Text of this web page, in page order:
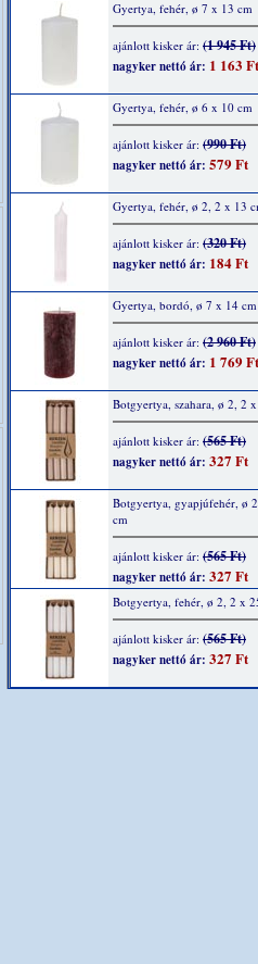
Gyertya, fehér, ø 7 x 13 cm
ajánlott kisker ár: (1 945 Ft)
nagyker nettó ár: 1 163 Ft
Gyertya, fehér, ø 6 x 10 cm
ajánlott kisker ár: (990 Ft)
nagyker nettó ár: 579 Ft
Gyertya, fehér, ø 2, 2 x 13
ajánlott kisker ár: (320 Ft)
nagyker nettó ár: 184 Ft
Gyertya, bordó, ø 7 x 14 cm
ajánlott kisker ár: (2 960 Ft)
nagyker nettó ár: 1 769 Ft
Botgyertya, szahara, ø 2, 2
ajánlott kisker ár: (565 Ft)
nagyker nettó ár: 327 Ft
Botgyertya, gyapjúfehér, ø
cm
ajánlott kisker ár: (565 Ft)
nagyker nettó ár: 327 Ft
Botgyertya, fehér, ø 2, 2 x
ajánlott kisker ár: (565 Ft)
nagyker nettó ár: 327 Ft